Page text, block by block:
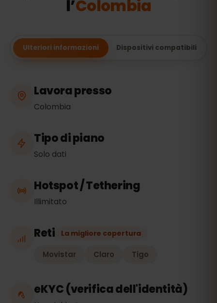
l’Colombia
Ulteriori informazioni Dispositivi compatibili
Lavora presso
Colombia
Tipo di piano
Solo dati
Hotspot / Tethering
Illimitato
Reti La migliore copertura
Movistar Claro Tigo
eKYC (verifica dell'identità)